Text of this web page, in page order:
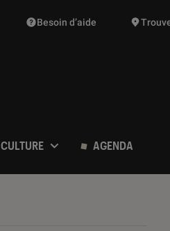
suggestions de produits vont
Besoin d’aide
AGENDA